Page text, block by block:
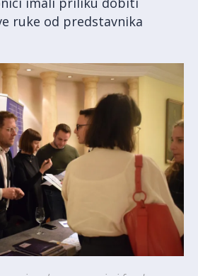
ruke od predstavnika